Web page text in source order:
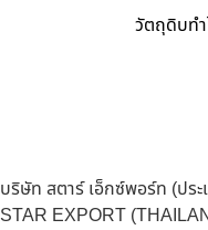
วัตถุดิบทำ
บริษัท สตาร์ เอ็กซ์พอร์ท (ปร
STAR EXPORT